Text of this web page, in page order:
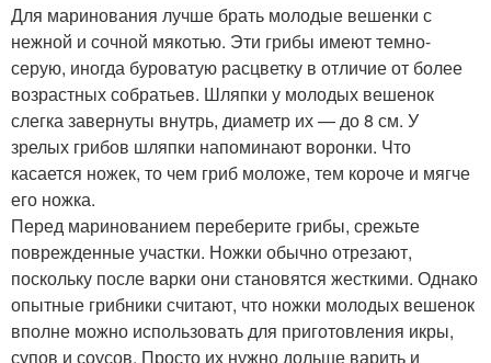
Для маринования лучше брать молодые вешенки с
нежной и сочной мякотью. Эти грибы имеют темно-
серую, иногда буроватую расцветку в отличие от более
возрастных собратьев. Шляпки у молодых вешенок
слегка завернуты внутрь, диаметр их — до 8 см. У
зрелых грибов шляпки напоминают воронки. Что
касается ножек, то чем гриб моложе, тем короче и мягче
его ножка.
Перед маринованием переберите грибы, срежьте
поврежденные участки. Ножки обычно отрезают,
поскольку после варки они становятся жесткими. Однако
опытные грибники считают, что ножки молодых вешенок
вполне можно использовать для приготовления икры,
супов и соусов. Просто их нужно дольше варить и